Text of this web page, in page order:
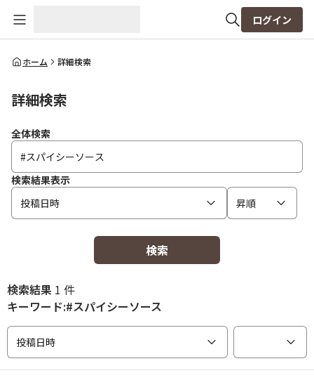
全体検索
ログイン
ホーム 詳細検索
詳細検索
全体検索
検索結果表示
投稿日時
昇順
検索
検索結果 1 件
キーワード:#スパイシーソース
投稿日時